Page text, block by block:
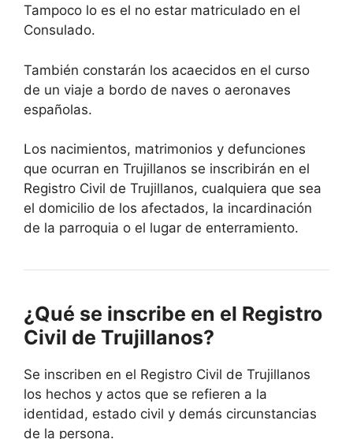
Tampoco lo es el no estar matriculado en el
Consulado.
También constarán los acaecidos en el curso
de un viaje a bordo de naves o aeronaves
españolas.
Los nacimientos, matrimonios y defunciones
que ocurran en Trujillanos se inscribirán en el
Registro Civil de Trujillanos, cualquiera que sea
el domicilio de los afectados, la incardinación
de la parroquia o el lugar de enterramiento.
¿Qué se inscribe en el Registro
Civil de Trujillanos?
Se inscriben en el Registro Civil de Trujillanos
los hechos y actos que se refieren a la
identidad, estado civil y demás circunstancias
de la persona.